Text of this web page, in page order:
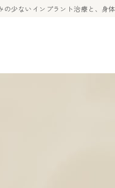
少ないインプラント治療と、